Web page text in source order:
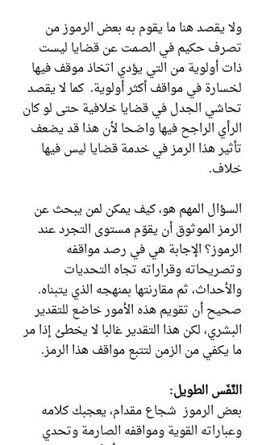
ولا يقصد هنا ما يقوم به بعض الرموز من
تصرف حكيم في الصمت عن قضايا ليست
ذات أولوية من التي يؤدي اتخاذ موقف فيها
لخسارة في مواقف أكثر أولوية. كما لا يقصد
تحاشي الجدل في قضايا خلافية حتى لو كان
الرأي الراجح فيها واضحا لأن هذا قد يضعف
تأثير هذا الرمز في خدمة قضايا ليس فيها
خلاف.
السؤال المهم هو، كيف يمكن لمن يبحث عن
الرمز الموثوق أن يقوّم مستوى التجرد عند
الرموز؟ الإجابة هي في رصد مواقفه
وتصريحاته وقراراته تجاه التحديات
والأحداث، ثم مقارنتها بمنهجه الذي يتبناه.
صحيح أن تقويم هذه الأمور خاضع للتقدير
البشري، لكن هذا التقدير غالبا لا يخطئ إذا مر
ما يكفي من الزمن لتتبع مواقف هذا الرمز.
النَّفَس الطويل:
بعض الرموز شجاع مقدام، يعجبك كلامه
وعباراته القوية ومواقفه الصارمة وتحدي